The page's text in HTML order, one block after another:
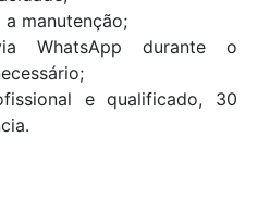
manutenção;
WhatsApp durante o
e qualificado, 30